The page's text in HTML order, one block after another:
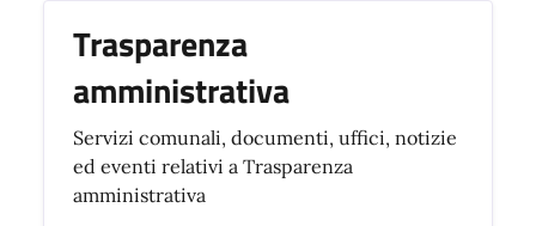
Trasparenza
amministrativa
Servizi comunali, documenti, uffici, notizie
ed eventi relativi a Trasparenza
amministrativa